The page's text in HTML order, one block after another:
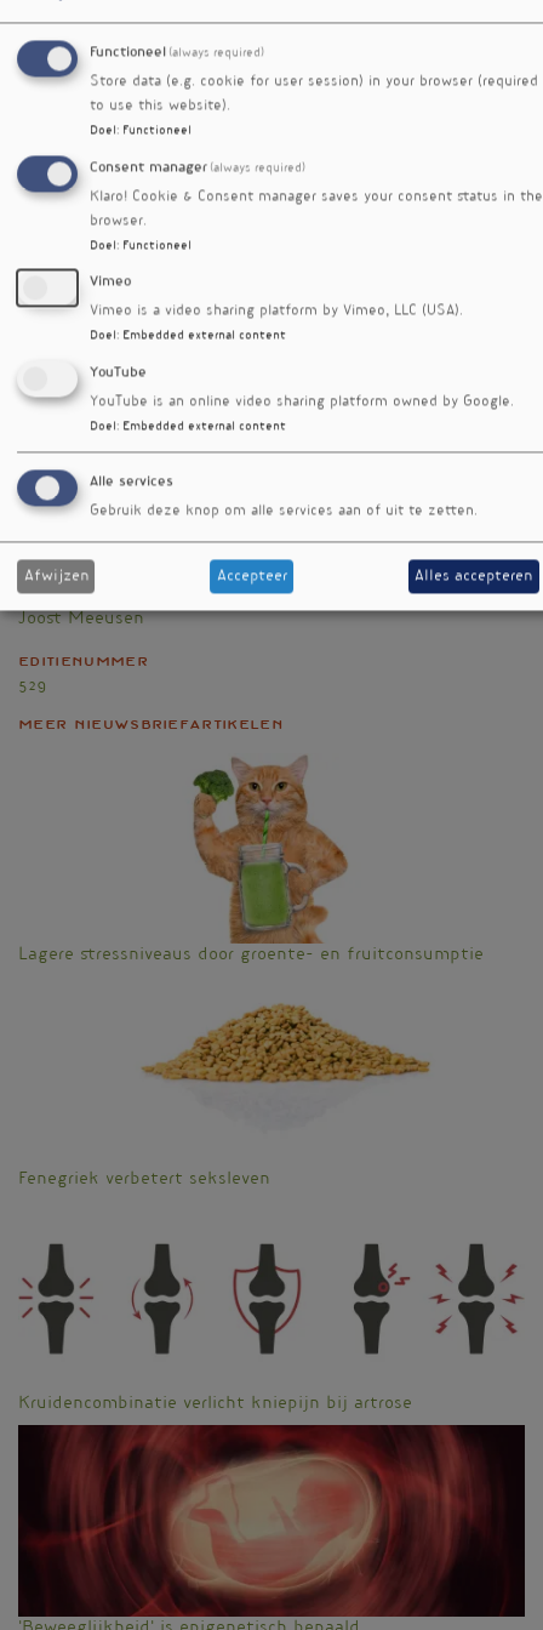
Twee weken ketogene interventie waren echter
niet voldoende om de score voor parkinson
(UPDRS3) of om de tijd nodig om recht te
staan, te verbeteren. Zenuwcellen hebben
immers meer tijd nodig om zich aan te passen.
De EEG-scan gaf wel een trend aan dat
connectiviteit in de onderzochte
hersengebieden toegenomen was. Niet-
motorische symptomen zoals vermoeidheid,
Referenties
Choi AH, Delgado M, Chen KY et al. A randomized
supplemented ketogenic diet in people with Parkinson's
disease. BMC Neurol. 2024; 24(1):106 doi:10.1186/s12883-
024-03603-5
Nieuwsbriefartikel
Auteur
Joost Meeusen
Editienummer
529
Meer nieuwsbriefartikelen
Lagere stressniveaus door groente- en fruitconsumptie
Fenegriek verbetert seksleven
Kruidencombinatie verlicht kniepijn bij artrose
Functioneel (always required)
Store data (e.g. cookie for user session) in your browser (required
to use this website).
Doel : Functioneel
Consent manager (always required)
Klaro! Cookie & Consent manager saves your consent status in the
browser.
Doel : Functioneel
Vimeo
Vimeo is a video sharing platform by Vimeo, LLC (USA).
Doel : Embedded external content
YouTube
YouTube is an online video sharing platform owned by Google.
Doel : Embedded external content
Alle services
Gebruik deze knop om alle services aan of uit te zetten.
Afwijzen Accepteer Alles accepteren